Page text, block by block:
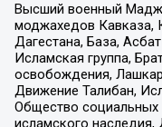
Высший военный
моджахедов Кавказа,
Дагестана, База,
Исламская группа,
освобождения,
Движение Талибан,
Общество
исламского